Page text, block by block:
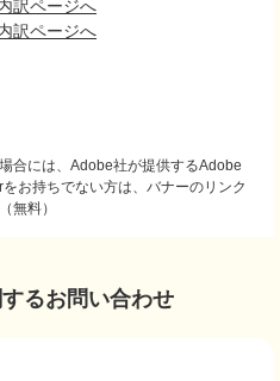
訳ページへ
訳ページへ
合には、Adobe社が提供するAdobe
お持ちでない方は、バナーのリンク
無料）
るお問い合わせ